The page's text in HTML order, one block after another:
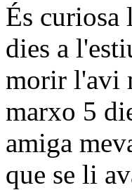
És curiosa
dies a
morir l'avi
marxo 5
amiga
que se li